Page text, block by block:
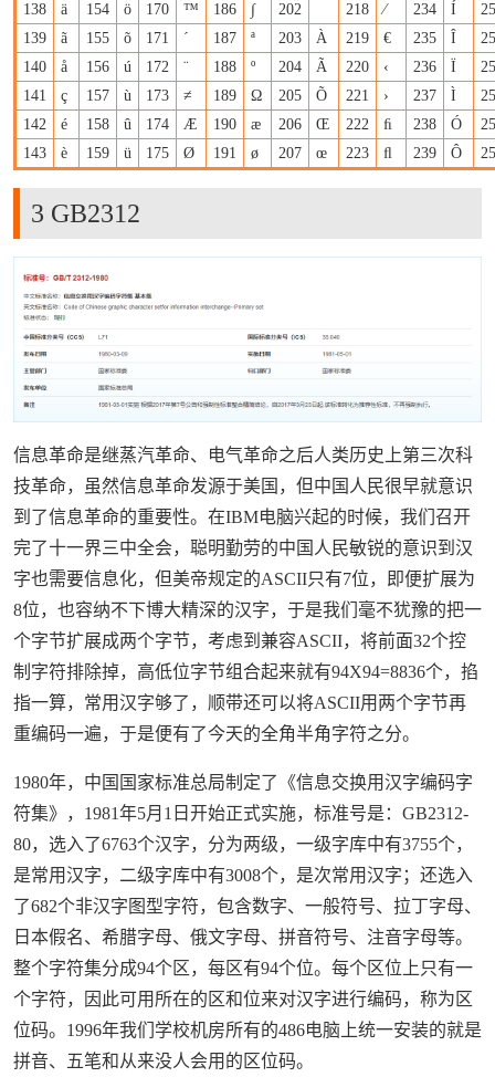
138
ä 154 ö 170 ™ 186 ∫ 202 218 ⁄ 234 Í
139
ã 155 õ 171 ´ 187 ª 203 À 219 € 235 Î
140
å 156 ú 172 ¨ 188 º 204 Ã 220 ‹ 236 Ï
141
ç 157 ù 173 ≠ 189 Ω 205 Õ 221 › 237 Ì
142
é 158 û 174 Æ 190 æ 206 Œ 222 ﬁ 238 Ó
143
è 159 ü 175 Ø 191 ø 207 œ 223 ﬂ 239 Ô
3 GB2312
信息革命是继蒸汽革命、电气革命之后人类历史上第三次科
技革命，虽然信息革命发源于美国，但中国人民很早就意识
到了信息革命的重要性。在IBM电脑兴起的时候，我们召开
完了十一界三中全会，聪明勤劳的中国人民敏锐的意识到汉
字也需要信息化，但美帝规定的ASCII只有7位，即便扩展为
8位，也容纳不下博大精深的汉字，于是我们毫不犹豫的把一
个字节扩展成两个字节，考虑到兼容ASCII，将前面32个控
制字符排除掉，高低位字节组合起来就有94X94=8836个，掐
指一算，常用汉字够了，顺带还可以将ASCII用两个字节再
重编码一遍，于是便有了今天的全角半角字符之分。
1980年，中国国家标准总局制定了《信息交换用汉字编码字
符集》，1981年5月1日开始正式实施，标准号是：GB2312-
80，选入了6763个汉字，分为两级，一级字库中有3755个，
是常用汉字，二级字库中有3008个，是次常用汉字；还选入
了682个非汉字图型字符，包含数字、一般符号、拉丁字母、
日本假名、希腊字母、俄文字母、拼音符号、注音字母等。
整个字符集分成94个区，每区有94个位。每个区位上只有一
个字符，因此可用所在的区和位来对汉字进行编码，称为区
位码。1996年我们学校机房所有的486电脑上统一安装的就是
拼音、五笔和从来没人会用的区位码。